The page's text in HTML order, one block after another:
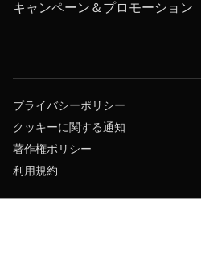
キャンペーン＆プロモーション
プライバシーポリシー
クッキーに関する通知
著作権ポリシー
利用規約